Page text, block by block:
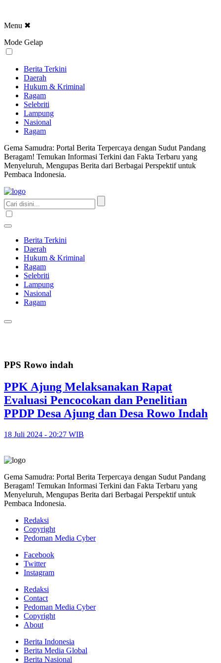
Menu ✖
Mode Gelap
Berita Terkini
Daerah
Hukum & Kriminal
Ragam
Selebriti
Lampung
Nasional
Ragam
Gema Samudra: Portal Berita Terpercaya dengan Sudut Pandang
Beragam! Temukan Informasi Terkini dan Fakta Terbaru yang
Menyeluruh, Mengupas Berita dari Berbagai Perspektif untuk
Pembaca Indonesia.
Berita Terkini
Daerah
Hukum & Kriminal
Ragam
Selebriti
Lampung
Nasional
Ragam
PPS Rowo indah
PPK Ajung Melaksanakan Rapat
Evaluasi Pencocokan dan Penelitian
PPDP Desa Ajung dan Desa Rowo Indah
18 Juli 2024 - 20:27 WIB
Gema Samudra: Portal Berita Terpercaya dengan Sudut Pandang
Beragam! Temukan Informasi Terkini dan Fakta Terbaru yang
Menyeluruh, Mengupas Berita dari Berbagai Perspektif untuk
Pembaca Indonesia.
Redaksi
Copyright
Pedoman Media Cyber
Facebook
Twitter
Instagram
Redaksi
Contact
Pedoman Media Cyber
Copyright
About
Berita Indonesia
Berita Media Global
Berita Nasional